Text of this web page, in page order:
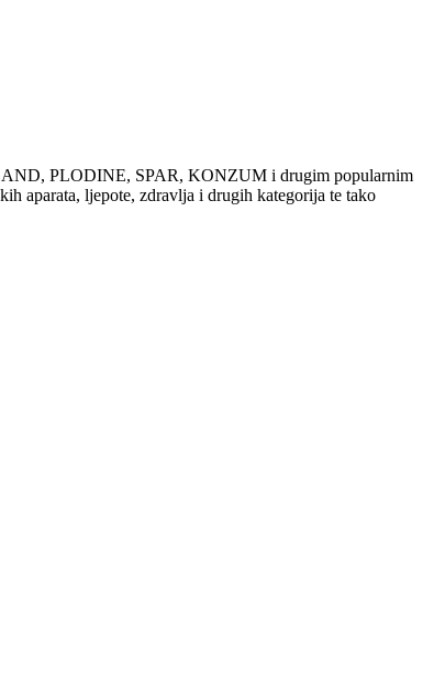
PLODINE, SPAR, KONZUM i drugim popularnim
aparata, ljepote, zdravlja i drugih kategorija te tako